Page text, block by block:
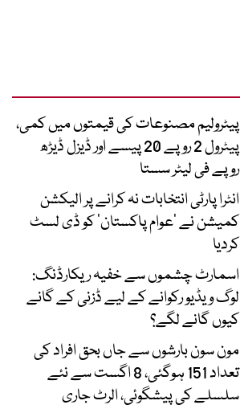
پیٹرولیم مصنوعات کی قیمتوں میں کمی،
پیٹرول 2 روپے 20 پیسے اور ڈیزل ڈیڑھ
روپے فی لیٹر سستا
انٹرا پارٹی انتخابات نہ کرانے پر الیکشن
کمیشن نے ’عوام پاکستان‘ کو ڈی لسٹ
کردیا
اسمارٹ چشموں سے خفیہ ریکارڈنگ:
لوگ ویڈیو رکوانے کے لیے ڈزنی کے گانے
کیوں گانے لگے؟
مون سون بارشوں سے جاں بحق افراد کی
تعداد 151 ہوگئی، 8 اگست سے نئے
سلسلے کی پیشگوئی، الرٹ جاری